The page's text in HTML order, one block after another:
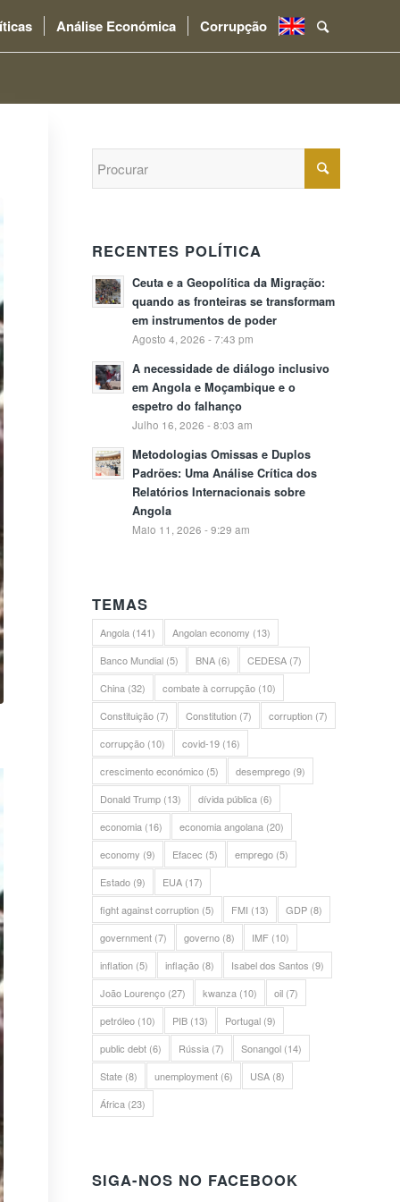
Análise Económica Corrupção .
RECENTES POLÍTICA
Ceuta e a Geopolítica da Migração:
quando as fronteiras se transformam
em instrumentos de poder
Agosto 4, 2026 - 7:43 pm
A necessidade de diálogo inclusivo
em Angola e Moçambique e o
espetro do falhanço
Julho 16, 2026 - 8:03 am
Metodologias Omissas e Duplos
Padrões: Uma Análise Crítica dos
Relatórios Internacionais sobre
Angola
Maio 11, 2026 - 9:29 am
TEMAS
Angola (141) Angolan economy (13)
Banco Mundial (5) BNA (6) CEDESA (7)
China (32) combate à corrupção (10)
Constituição (7) Constitution (7) corruption (7)
corrupção (10) covid-19 (16)
crescimento económico (5) desemprego (9)
Donald Trump (13) dívida pública (6)
economia (16) economia angolana (20)
economy (9) Efacec (5) emprego (5)
Estado (9) EUA (17)
fight against corruption (5) FMI (13) GDP (8)
government (7) governo (8) IMF (10)
inflation (5) inflação (8) Isabel dos Santos (9)
João Lourenço (27) kwanza (10) oil (7)
petróleo (10) PIB (13) Portugal (9)
public debt (6) Rússia (7) Sonangol (14)
State (8) unemployment (6) USA (8)
África (23)
SIGA-NOS NO FACEBOOK